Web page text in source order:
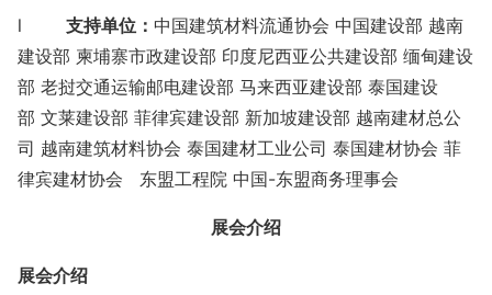
l 支持单位： 中国建筑材料流通协会 中国建设部 越南
建设部 柬埔寨市政建设部 印度尼西亚公共建设部 缅甸建设
部 老挝交通运输邮电建设部 马来西亚建设部 泰国建设
部 文莱建设部 菲律宾建设部 新加坡建设部 越南建材总公
司 越南建筑材料协会 泰国建材工业公司 泰国建材协会 菲
律宾建材协会 东盟工程院 中国-东盟商务理事会
展会介绍
展会介绍